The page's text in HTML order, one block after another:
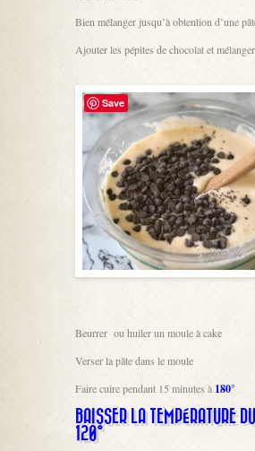
Bien mélanger jusqu’à obtention d’une
Ajouter les pépites de chocolat et
Beurrer ou huiler un moule à cake
Verser la pâte dans le moule
Faire cuire pendant 15 minutes à 180°
BAISSER LA TEMPÉRATURE
120°
Save